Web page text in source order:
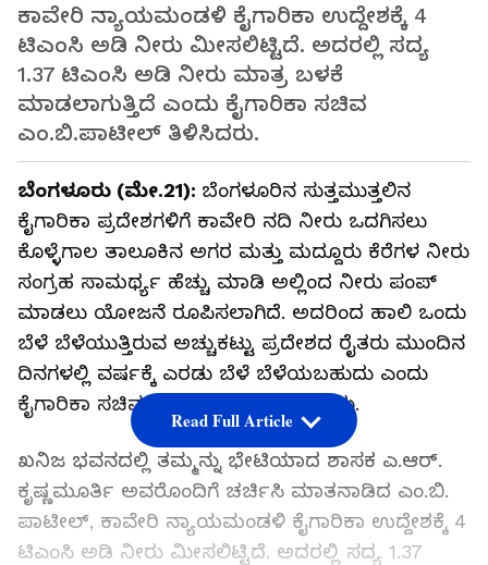
ಕಾವೇರಿ ನ್ಯಾಯಮಂಡಳಿ ಕೈಗಾರಿಕಾ ಉದ್ದೇಶಕ್ಕೆ 4
ಟಿಎಂಸಿ ಅಡಿ ನೀರು ಮೀಸಲಿಟ್ಟಿದೆ. ಅದರಲ್ಲಿ ಸದ್ಯ
1.37 ಟಿಎಂಸಿ ಅಡಿ ನೀರು ಮಾತ್ರ ಬಳಕೆ
ಮಾಡಲಾಗುತ್ತಿದೆ ಎಂದು ಕೈಗಾರಿಕಾ ಸಚಿವ
ಎಂ.ಬಿ.ಪಾಟೀಲ್‌ ತಿಳಿಸಿದರು.
ಬೆಂಗಳೂರು (ಮೇ.21): ಬೆಂಗಳೂರಿನ ಸುತ್ತಮುತ್ತಲಿನ
ಕೈಗಾರಿಕಾ ಪ್ರದೇಶಗಳಿಗೆ ಕಾವೇರಿ ನದಿ ನೀರು ಒದಗಿಸಲು
ಕೊಳ್ಳೆಗಾಲ ತಾಲೂಕಿನ ಅಗರ ಮತ್ತು ಮದ್ದೂರು ಕೆರೆಗಳ ನೀರು
ಸಂಗ್ರಹ ಸಾಮರ್ಥ್ಯ ಹೆಚ್ಚು ಮಾಡಿ ಅಲ್ಲಿಂದ ನೀರು ಪಂಪ್‌
ಮಾಡಲು ಯೋಜನೆ ರೂಪಿಸಲಾಗಿದೆ. ಅದರಿಂದ ಹಾಲಿ ಒಂದು
ಬೆಳೆ ಬೆಳೆಯುತ್ತಿರುವ ಅಚ್ಚುಕಟ್ಟು ಪ್ರದೇಶದ ರೈತರು ಮುಂದಿನ
ದಿನಗಳಲ್ಲಿ ವರ್ಷಕ್ಕೆ ಎರಡು ಬೆಳೆ ಬೆಳೆಯಬಹುದು ಎಂದು
ಕೈಗಾರಿಕಾ ಸಚಿವ ಎಂ.ಬಿ.ಪಾಟೀಲ್‌ ತಿಳಿಸಿದರು.
ಖನಿಜ ಭವನದಲ್ಲಿ ತಮ್ಮನ್ನು ಭೇಟಿಯಾದ ಶಾಸಕ ಎ.ಆರ್‌.
ಕೃಷ್ಣಮೂರ್ತಿ ಅವರೊಂದಿಗೆ ಚರ್ಚಿಸಿ ಮಾತನಾಡಿದ ಎಂ.ಬಿ.
ಪಾಟೀಲ್‌, ಕಾವೇರಿ ನ್ಯಾಯಮಂಡಳಿ ಕೈಗಾರಿಕಾ ಉದ್ದೇಶಕ್ಕೆ 4
ಟಿಎಂಸಿ ಅಡಿ ನೀರು ಮೀಸಲಿಟ್ಟಿದೆ. ಅದರಲ್ಲಿ ಸದ್ಯ 1.37
Read Full Article